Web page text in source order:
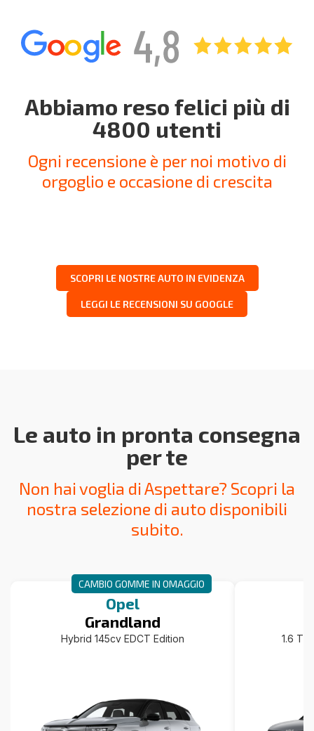
Abbiamo reso felici più di
4800 utenti
Ogni recensione è per noi motivo di
orgoglio e occasione di crescita
SCOPRI LE NOSTRE AUTO IN EVIDENZA
LEGGI LE RECENSIONI SU GOOGLE
Le auto in pronta consegna
per te
Non hai voglia di Aspettare? Scopri la
nostra selezione di auto disponibili
subito.
Opel
Grandland
Hybrid 145cv EDCT Edition
CAMBIO GOMME IN OMAGGIO
1.6 T-